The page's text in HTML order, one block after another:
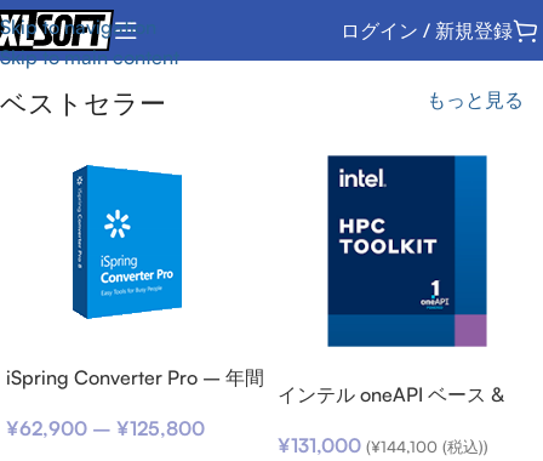
Skip to navigation
Skip to main content
ログイン / 新規登録
ベストセラー もっと見る
iSpring Converter Pro – 年間
¥62,900 – ¥125,800
インテル oneAPI ベース &
ノード) SSR (期限内更新用)
¥131,000 (¥144,100 (税込))